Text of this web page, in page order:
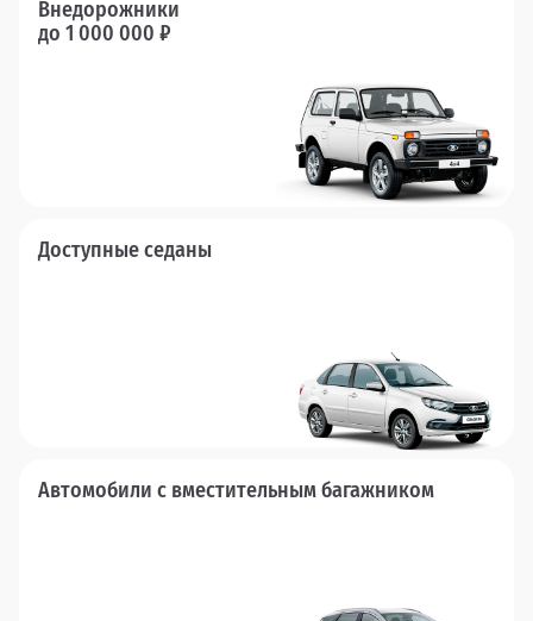
Внедорожники
до 1 000 000 ₽
Доступные седаны
Автомобили с вместительным багажником